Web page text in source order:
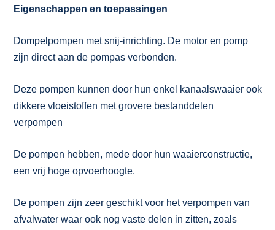
Eigenschappen en toepassingen
Dompelpompen met snij-inrichting. De motor en pomp
zijn direct aan de pompas verbonden.
Deze pompen kunnen door hun enkel kanaalswaaier ook
dikkere vloeistoffen met grovere bestanddelen
verpompen
De pompen hebben, mede door hun waaierconstructie,
een vrij hoge opvoerhoogte.
De pompen zijn zeer geschikt voor het verpompen van
afvalwater waar ook nog vaste delen in zitten, zoals